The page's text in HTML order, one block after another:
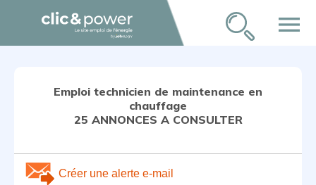
menu
Emploi technicien de maintenance en
chauffage
25 ANNONCES A CONSULTER
Créer une alerte e-mail